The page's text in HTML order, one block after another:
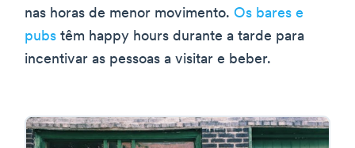
nas horas de menor movimento. Os bares e
pubs têm happy hours durante a tarde para
incentivar as pessoas a visitar e beber.